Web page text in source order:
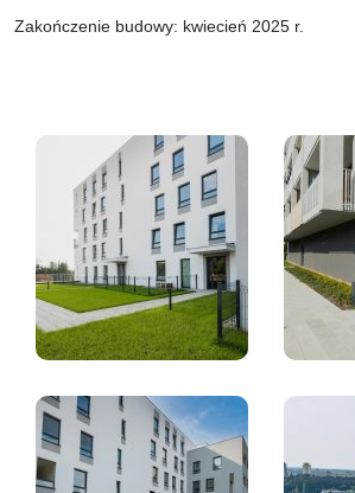
Zakończenie budowy: kwiecień 2025 r.